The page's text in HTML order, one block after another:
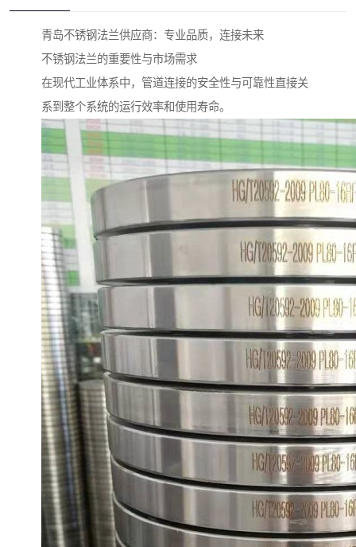
青岛不锈钢法兰供应商：专业品质，连接未来
不锈钢法兰的重要性与市场需求
在现代工业体系中，管道连接的安全性与可靠性直接关
系到整个系统的运行效率和使用寿命。